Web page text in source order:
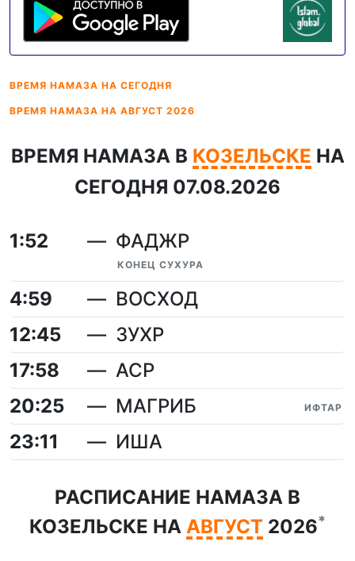
ВРЕМЯ НАМАЗА НА СЕГОДНЯ
ВРЕМЯ НАМАЗА НА АВГУСТ 2026
ВРЕМЯ НАМАЗА В КОЗЕЛЬСКЕ НА
СЕГОДНЯ 07.08.2026
1:52 ФАДЖР
КОНЕЦ СУХУРА
4:59
ВОСХОД
12:45
ЗУХР
17:58
АСР
20:25
МАГРИБ ИФТАР
23:11 ИША
РАСПИСАНИЕ НАМАЗА В
КОЗЕЛЬСКЕ НА АВГУСТ 2026*